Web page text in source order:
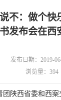
不：做个
书发布会在西
发布日期：2019-
浏览量： 394
团陕西省委和西